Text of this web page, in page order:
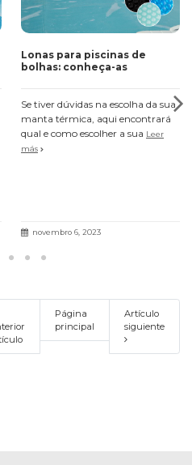
Lonas para piscinas de
bolhas: conheça-as
Se tiver dúvidas na escolha da sua
manta térmica, aqui encontrará
qual e como escolher a sua Leer
más
novembro 6, 2023
Página
principal
Artículo
siguiente